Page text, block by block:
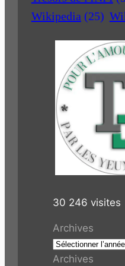
Wikipedia (25)
30 246 visites
Archives
Archives